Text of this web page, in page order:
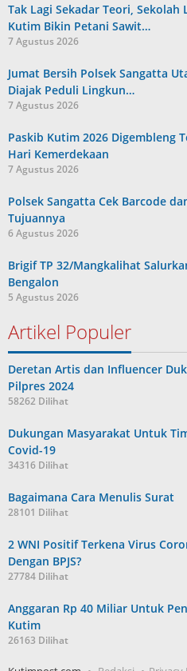
Tak Lagi Sekadar Teori, Sekolah
Kutim Bikin Petani Sawit…
7 Agustus 2026
Jumat Bersih Polsek Sangatta
Diajak Peduli Lingkun…
7 Agustus 2026
Paskib Kutim 2026 Digembleng
Hari Kemerdekaan
7 Agustus 2026
Polsek Sangatta Cek Barcode
Tujuannya
6 Agustus 2026
Brigif TP 32/Mangkalihat
Bengalon
5 Agustus 2026
Artikel Populer
Deretan Artis dan Influencer
Pilpres 2024
58262 Dilihat
Dukungan Masyarakat Untuk
Covid-19
34316 Dilihat
Bagaimana Cara Menulis Surat
28101 Dilihat
2 WNI Positif Terkena Virus
Dengan BPJS?
27784 Dilihat
Anggaran Rp 40 Miliar Untuk
Kutim
26163 Dilihat